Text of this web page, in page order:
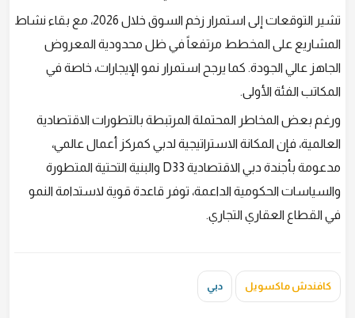
تشير التوقعات إلى استمرار زخم السوق خلال 2026، مع بقاء نشاط
المشاريع على المخطط مرتفعاً في ظل محدودية المعروض
الجاهز عالي الجودة. كما يرجح استمرار نمو الإيجارات، خاصة في
المكاتب الفئة الأولى.
ورغم بعض المخاطر المحتملة المرتبطة بالتطورات الاقتصادية
العالمية، فإن المكانة الاستراتيجية لدبي كمركز أعمال عالمي،
مدعومة بأجندة دبي الاقتصادية D33 والبنية التحتية المتطورة
والسياسات الحكومية الداعمة، توفر قاعدة قوية لاستدامة النمو
في القطاع العقاري التجاري.
كافندش ماكسويل دبي